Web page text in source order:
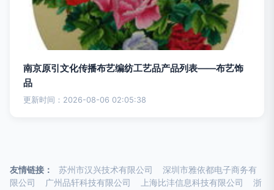
南京原引文化传播布艺编纺工艺品产品列表——布艺饰
品
更新时间：2026-08-06 02:05:38
友情链接： 苏州市汉兴技术有限公司
深圳市雅依都电子商务有
限公司
广州品轩科技有限公司 上海比沣信息科技有限公司
浙